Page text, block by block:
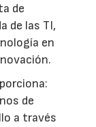
de
de las TI,
en
de
a través